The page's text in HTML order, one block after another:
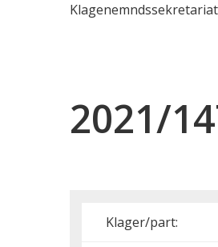
2021/
Klager/part: